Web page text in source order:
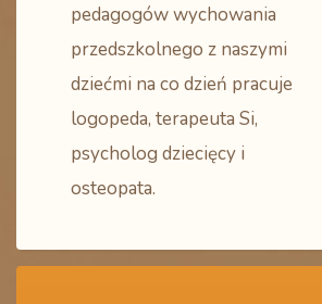
pedagogów wychowania
przedszkolnego z naszymi
dziećmi na co dzień pracuje
logopeda, terapeuta Si,
psycholog dziecięcy i
osteopata.